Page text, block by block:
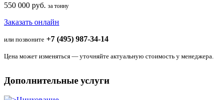
550 000 руб. за тонну
Заказать онлайн
или позвоните +7 (495) 987-34-14
Цена может изменяться — уточняйте актуальную стоимость у менеджера.
Дополнительные услуги